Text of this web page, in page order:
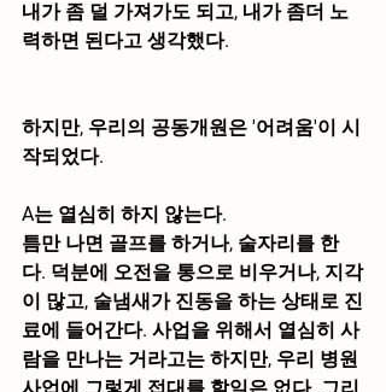
내가 좀 덜 가져가도 되고, 내가 좀더 노
력하면 된다고 생각했다.
하지만, 우리의 공동개원은 '어려움'이 시
작되었다.
A는 열심히 하지 않는다.
틈만 나면 골프를 하거나, 술자리를 한
다. 덕분에 오전을 통으로 비우거나, 지각
이 많고, 술냄새가 진동을 하는 상태로 진
료에 들어간다. 사업을 위해서 열심히 사
람을 만나는 거라고는 하지만, 우리 병원